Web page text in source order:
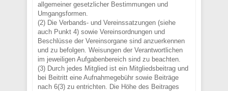
allgemeiner gesetzlicher Bestimmungen und
Umgangsformen.
(2) Die Verbands- und Vereinssatzungen (siehe
auch Punkt 4) sowie Vereinsordnungen und
Beschlüsse der Vereinsorgane sind anzuerkennen
und zu befolgen. Weisungen der Verantwortlichen
im jeweiligen Aufgabenbereich sind zu beachten.
(3) Durch jedes Mitglied ist ein Mitgliedsbeitrag und
bei Beitritt eine Aufnahmegebühr sowie Beiträge
nach 6(3) zu entrichten. Die Höhe des Beitrages